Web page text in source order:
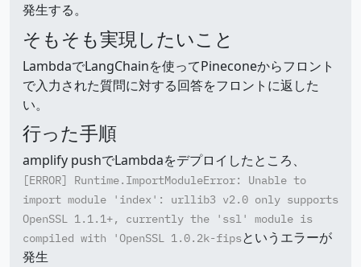
発生する。
そもそも実現したいこと
LambdaでLangChainを使ってPineconeからフロント
で入力された質問に対する回答をフロントに返した
い。
行った手順
amplify pushでLambdaをデプロイしたところ、
[ERROR] Runtime.ImportModuleError: Unable to
import module 'index': urllib3 v2.0 only supports
OpenSSL 1.1.1+, currently the 'ssl' module is
compiled with 'OpenSSL 1.0.2k-fipsというエラーが
発生